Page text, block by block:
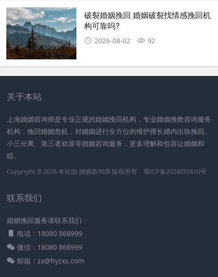
破裂婚姻挽回 婚姻破裂找情感挽回机
构可靠吗?
2026-08-02 92
关于本站
上海婚姻咨询师是专业正规的婚姻挽回机构，专业婚姻挽救咨询服务
机构，挽回婚姻危机，对婚姻进行全方位的维护擅长婚内出轨挽回、
小三分离、第三者劝退等婚姻咨询服务，更多理解和包容让婚姻和
睦。
Copyright © 2026 本站由 婚姻咨询师版权所有 蜀ICP备2024070610号
联系我们
婚姻挽回服务请联系我们：
电话：18080 868999
微信：18080 868999
邮箱：zx@hyzxs.com